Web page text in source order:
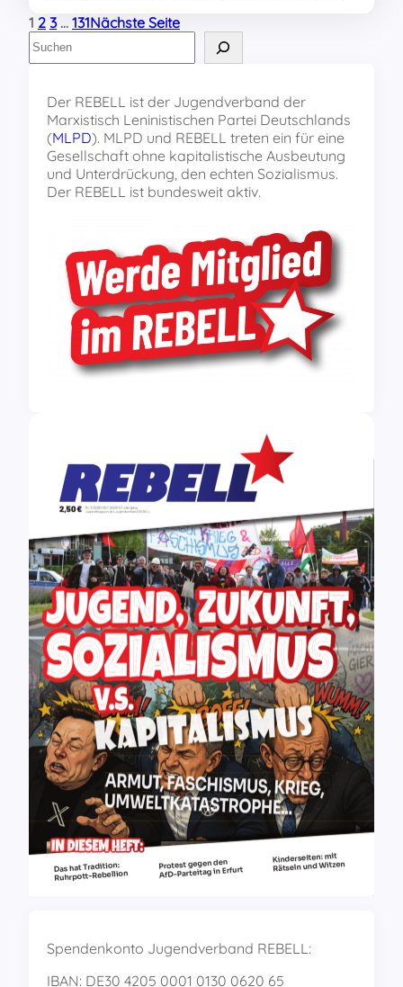
1 2 3 … 131Nächste Seite
S
u
Der REBELL ist der Jugendverband der
Marxistisch Leninistischen Partei Deutschlands
(MLPD). MLPD und REBELL treten ein für eine
Gesellschaft ohne kapitalistische Ausbeutung
und Unterdrückung, den echten Sozialismus.
Der REBELL ist bundesweit aktiv.
Spendenkonto Jugendverband REBELL:
IBAN: DE30 4205 0001 0130 0620 65